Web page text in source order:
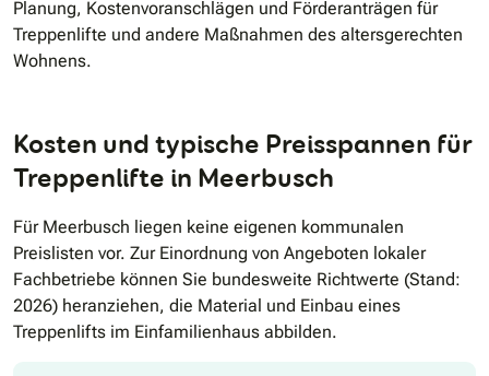
Planung, Kostenvoranschlägen und Förderanträgen für
Treppenlifte und andere Maßnahmen des altersgerechten
Wohnens.
Kosten und typische Preisspannen für
Treppenlifte in Meerbusch
Für Meerbusch liegen keine eigenen kommunalen
Preislisten vor. Zur Einordnung von Angeboten lokaler
Fachbetriebe können Sie bundesweite Richtwerte (Stand:
2026) heranziehen, die Material und Einbau eines
Treppenlifts im Einfamilienhaus abbilden.